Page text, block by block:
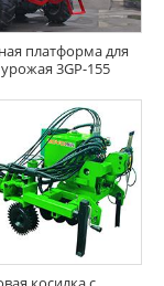
платформа для
3GP-155